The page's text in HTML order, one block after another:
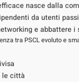
nasce dalla
da utenti
e abbattere
tra PSCL evoluto e
le città